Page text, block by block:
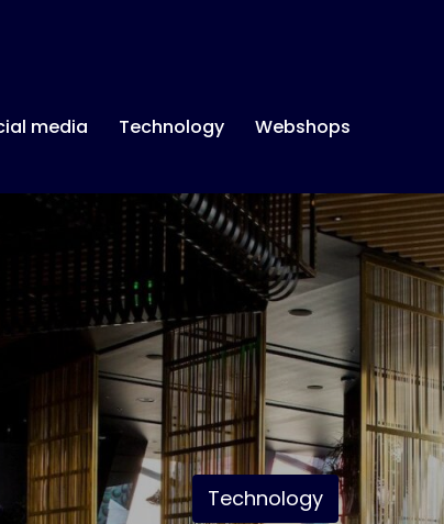
media Technology Webshops
Technology